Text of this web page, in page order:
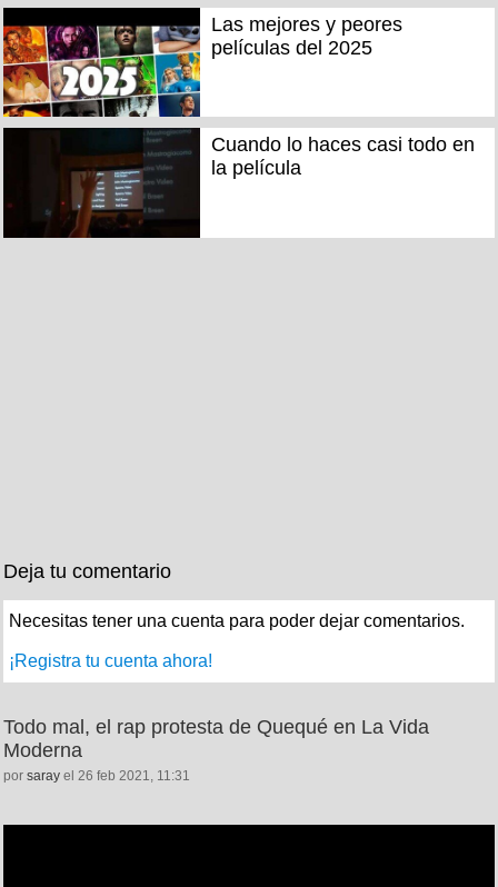
Las mejores y peores
películas del 2025
Cuando lo haces casi todo en
la película
Deja tu comentario
Necesitas tener una cuenta para poder dejar comentarios.
¡Registra tu cuenta ahora!
Todo mal, el rap protesta de Quequé en La Vida
Moderna
por saray el 26 feb 2021, 11:31